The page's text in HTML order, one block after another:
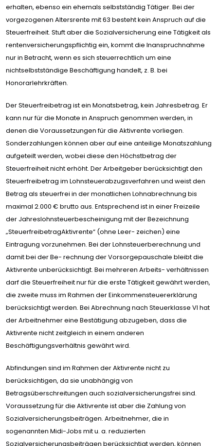
erhalten, ebenso ein ehemals selbstständig Tätiger. Bei der
vorgezogenen Altersrente mit 63 besteht kein Anspruch auf die
Steuerfreiheit. Stuft aber die Sozialversicherung eine Tätigkeit als
rentenversicherungspflichtig ein, kommt die Inanspruchnahme
nur in Betracht, wenn es sich steuerrechtlich um eine
nichtselbstständige Beschäftigung handelt, z. B. bei
Honorarlehrkräften.
Der Steuerfreibetrag ist ein Monatsbetrag, kein Jahresbetrag. Er
kann nur für die Monate in Anspruch genommen werden, in
denen die Voraussetzungen für die Aktivrente vorliegen.
Sonderzahlungen können aber auf eine anteilige Monatszahlung
aufgeteilt werden, wobei diese den Höchstbetrag der
Steuerfreiheit nicht erhöht. Der Arbeitgeber berücksichtigt den
Steuerfreibetrag im Lohnsteuerabzugsverfahren und weist den
Betrag als steuerfrei in der monatlichen Lohnabrechnung bis
maximal 2.000 € brutto aus. Entsprechend ist in einer Freizeile
der Jahreslohnsteuerbescheinigung mit der Bezeichnung
„SteuerfreibetragAktivrente“ (ohne Leer- zeichen) eine
Eintragung vorzunehmen. Bei der Lohnsteuerberechnung und
damit bei der Be- rechnung der Vorsorgepauschale bleibt die
Aktivrente unberücksichtigt. Bei mehreren Arbeits- verhältnissen
darf die Steuerfreiheit nur für die erste Tätigkeit gewährt werden,
die zweite muss im Rahmen der Einkommensteuererklärung
berücksichtigt werden. Bei Abrechnung nach Steuerklasse VI hat
der Arbeitnehmer eine Bestätigung abzugeben, dass die
Aktivrente nicht zeitgleich in einem anderen
Beschäftigungsverhältnis gewährt wird.
Abfindungen sind im Rahmen der Aktivrente nicht zu
berücksichtigen, da sie unabhängig von
Betragsüberschreitungen auch sozialversicherungsfrei sind.
Voraussetzung für die Aktivrente ist aber die Zahlung von
Sozialversicherungsbeiträgen. Arbeitnehmer, die in
sogenannten Midi-Jobs mit u. a. reduzierten
Sozialversicherungsbeiträgen berücksichtigt werden, können